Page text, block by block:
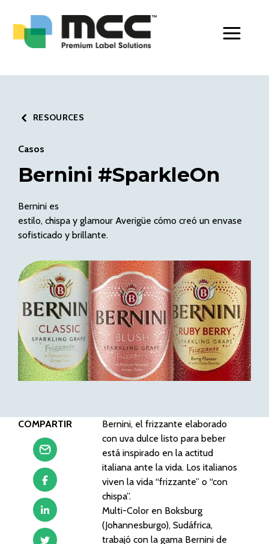
RESOURCES
Casos
Bernini #SparkleOn
Bernini es
estilo, chispa y glamour Averigüe cómo creó un envase
sofisticado y brillante.
COMPARTIR
Bernini, el frizzante elaborado
con uva dulce listo para beber
está inspirado en la actitud
italiana ante la vida. Los italianos
viven la vida “frizzante” o “con
chispa”.
Multi-Color en Boksburg
(Johannesburgo), Sudáfrica,
trabajó con la gama Bernini de